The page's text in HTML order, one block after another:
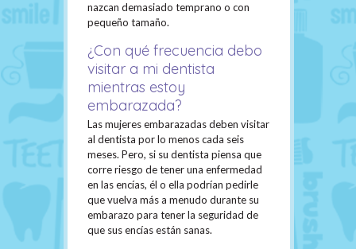
nazcan demasiado temprano o con
pequeño tamaño.
¿Con qué frecuencia debo
visitar a mi dentista
mientras estoy
embarazada?
Las mujeres embarazadas deben visitar
al dentista por lo menos cada seis
meses. Pero, si su dentista piensa que
corre riesgo de tener una enfermedad
en las encías, él o ella podrían pedirle
que vuelva más a menudo durante su
embarazo para tener la seguridad de
que sus encías están sanas.